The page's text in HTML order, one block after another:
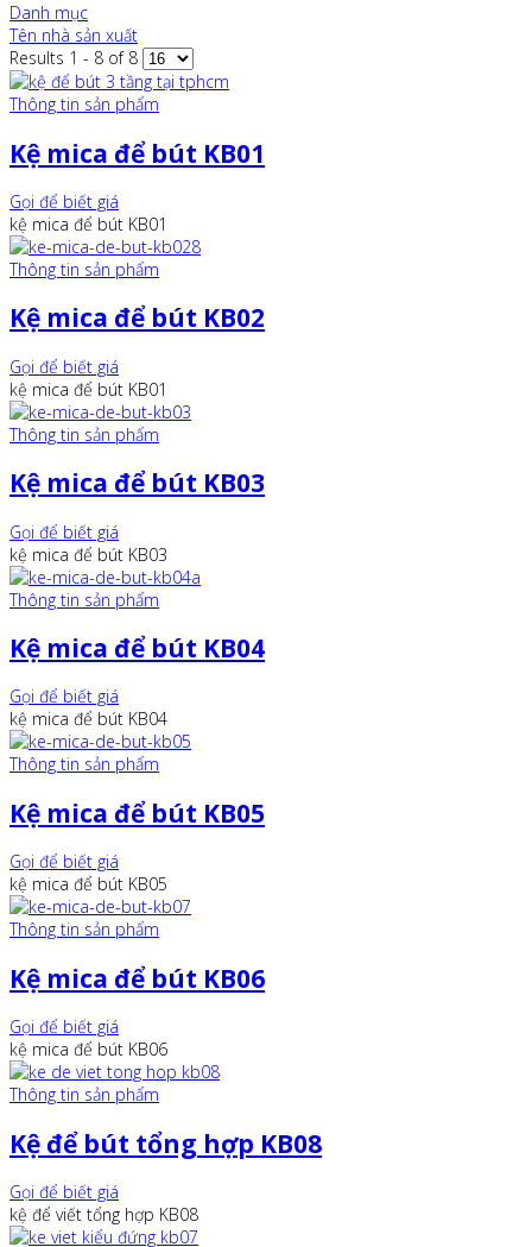
Danh mục
Tên nhà sản xuất
Results 1 - 8 of 8
Thông tin sản phẩm
Kệ mica để bút KB01
Gọi để biết giá
kệ mica để bút KB01
Thông tin sản phẩm
Kệ mica để bút KB02
Gọi để biết giá
kệ mica để bút KB01
Thông tin sản phẩm
Kệ mica để bút KB03
Gọi để biết giá
kệ mica để bút KB03
Thông tin sản phẩm
Kệ mica để bút KB04
Gọi để biết giá
kệ mica để bút KB04
Thông tin sản phẩm
Kệ mica để bút KB05
Gọi để biết giá
kệ mica để bút KB05
Thông tin sản phẩm
Kệ mica để bút KB06
Gọi để biết giá
kệ mica để bút KB06
Thông tin sản phẩm
Kệ để bút tổng hợp KB08
Gọi để biết giá
kệ để viết tổng hợp KB08